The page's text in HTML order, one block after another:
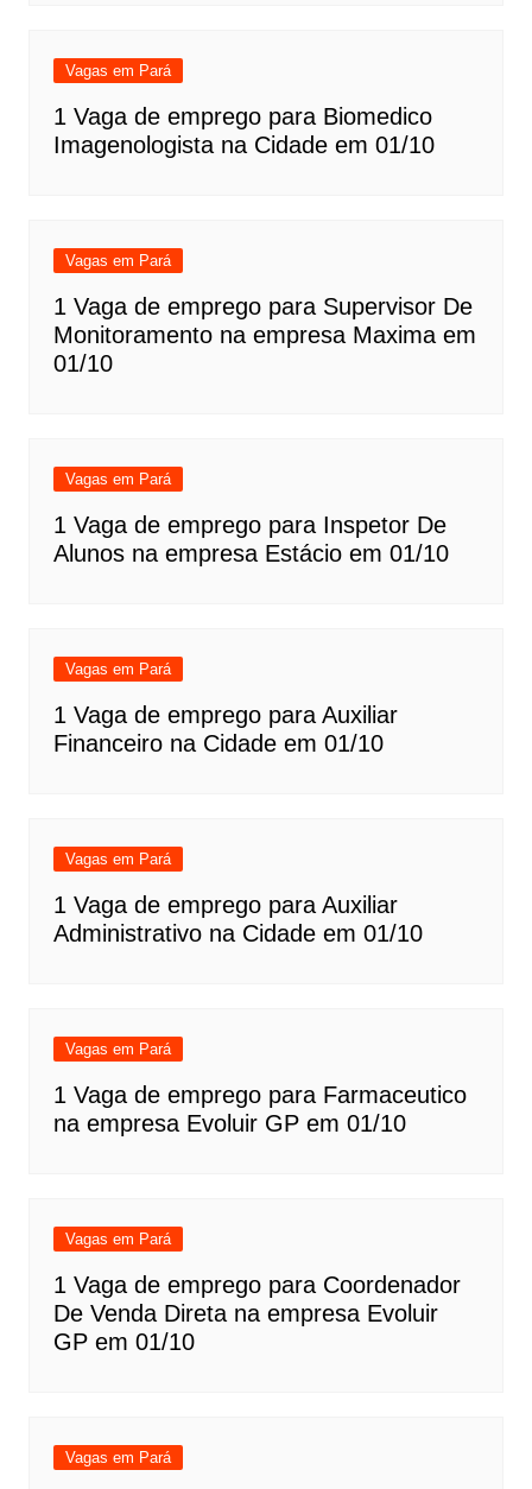
Vagas em Pará
1 Vaga de emprego para Biomedico
Imagenologista na Cidade em 01/10
Vagas em Pará
1 Vaga de emprego para Supervisor De
Monitoramento na empresa Maxima em
01/10
Vagas em Pará
1 Vaga de emprego para Inspetor De
Alunos na empresa Estácio em 01/10
Vagas em Pará
1 Vaga de emprego para Auxiliar
Financeiro na Cidade em 01/10
Vagas em Pará
1 Vaga de emprego para Auxiliar
Administrativo na Cidade em 01/10
Vagas em Pará
1 Vaga de emprego para Farmaceutico
na empresa Evoluir GP em 01/10
Vagas em Pará
1 Vaga de emprego para Coordenador
De Venda Direta na empresa Evoluir
GP em 01/10
Vagas em Pará